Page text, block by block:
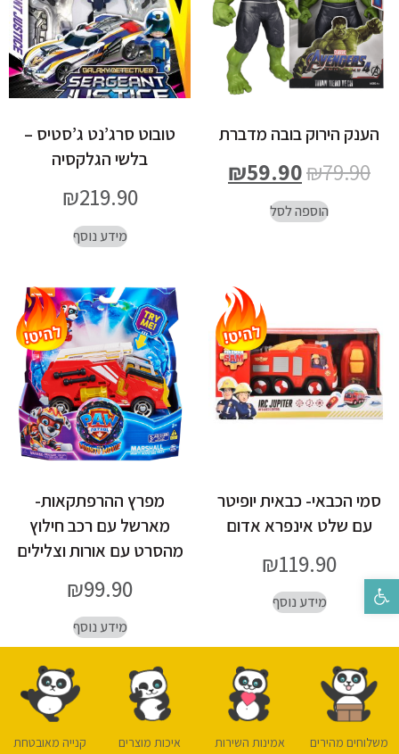
פתח סרגל נגישות
הענק הירוק בובה מדברת
₪79.90
₪59.90
הוספה לסל
טובוט סרג’נט ג’סטיס –
בלשי הגלקסיה
₪219.90
מידע נוסף
סמי הכבאי- כבאית יופיטר
עם שלט אינפרא אדום
₪119.90
מידע נוסף
מפרץ ההרפתקאות-
מארשל עם רכב חילוץ
מהסרט עם אורות וצלילים
₪99.90
מידע נוסף
משלוחים מהירים אמינות השירות איכות מוצרים קנייה מאובטחת